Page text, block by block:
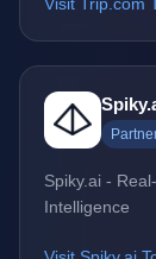
Visit Trip.com
Spiky.ai -
Intelligence